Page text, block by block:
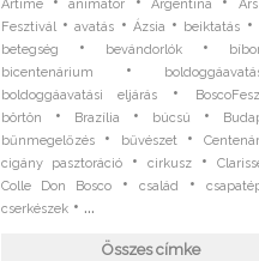
Artime
animátor Argentína
Fesztivál•avatás • Ázsia • beiktatás •
betegség • bevándorlók•
bicentenárium •
boldoggáavatási eljárás •
börtön • Brazília • búcsú •
bűnmegelőzés• bűvészet•
cigány pasztoráció• cirkusz•
Colle Don Bosco• család •
cserkészek• ...
Összes címke